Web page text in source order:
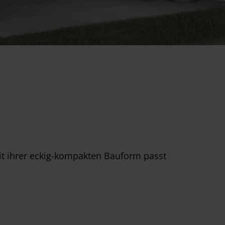
ihrer eckig-kompakten Bauform passt